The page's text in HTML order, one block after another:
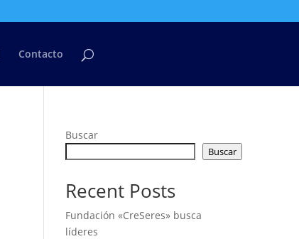
Contacto
Buscar
Buscar
Recent Posts
Fundación «CreSeres» busca
líderes